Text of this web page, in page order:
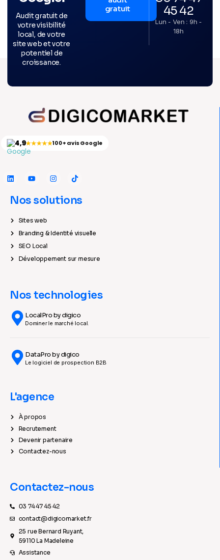
Audit gratuit de
votre visibilité
local, de votre
site web et votre
potentiel de
croissance.
gratuit
45 42
Lun - Ven : 9h -
18h
4,9★★★★★100+ avis Google
Nos solutions
Sites web
Branding & Identité visuelle
SEO Local
Développement sur mesure
Nos technologies
LocalPro by digico
Dominer le marché local.
DataPro by digico
Le logiciel de prospection B2B
L'agence
À propos
Recrutement
Devenir partenaire
Contactez-nous
Contactez-nous
03 74 47 45 42
contact@digicomarket.fr
25 rue Bernard Ruyant,
59110 La Madeleine
Assistance